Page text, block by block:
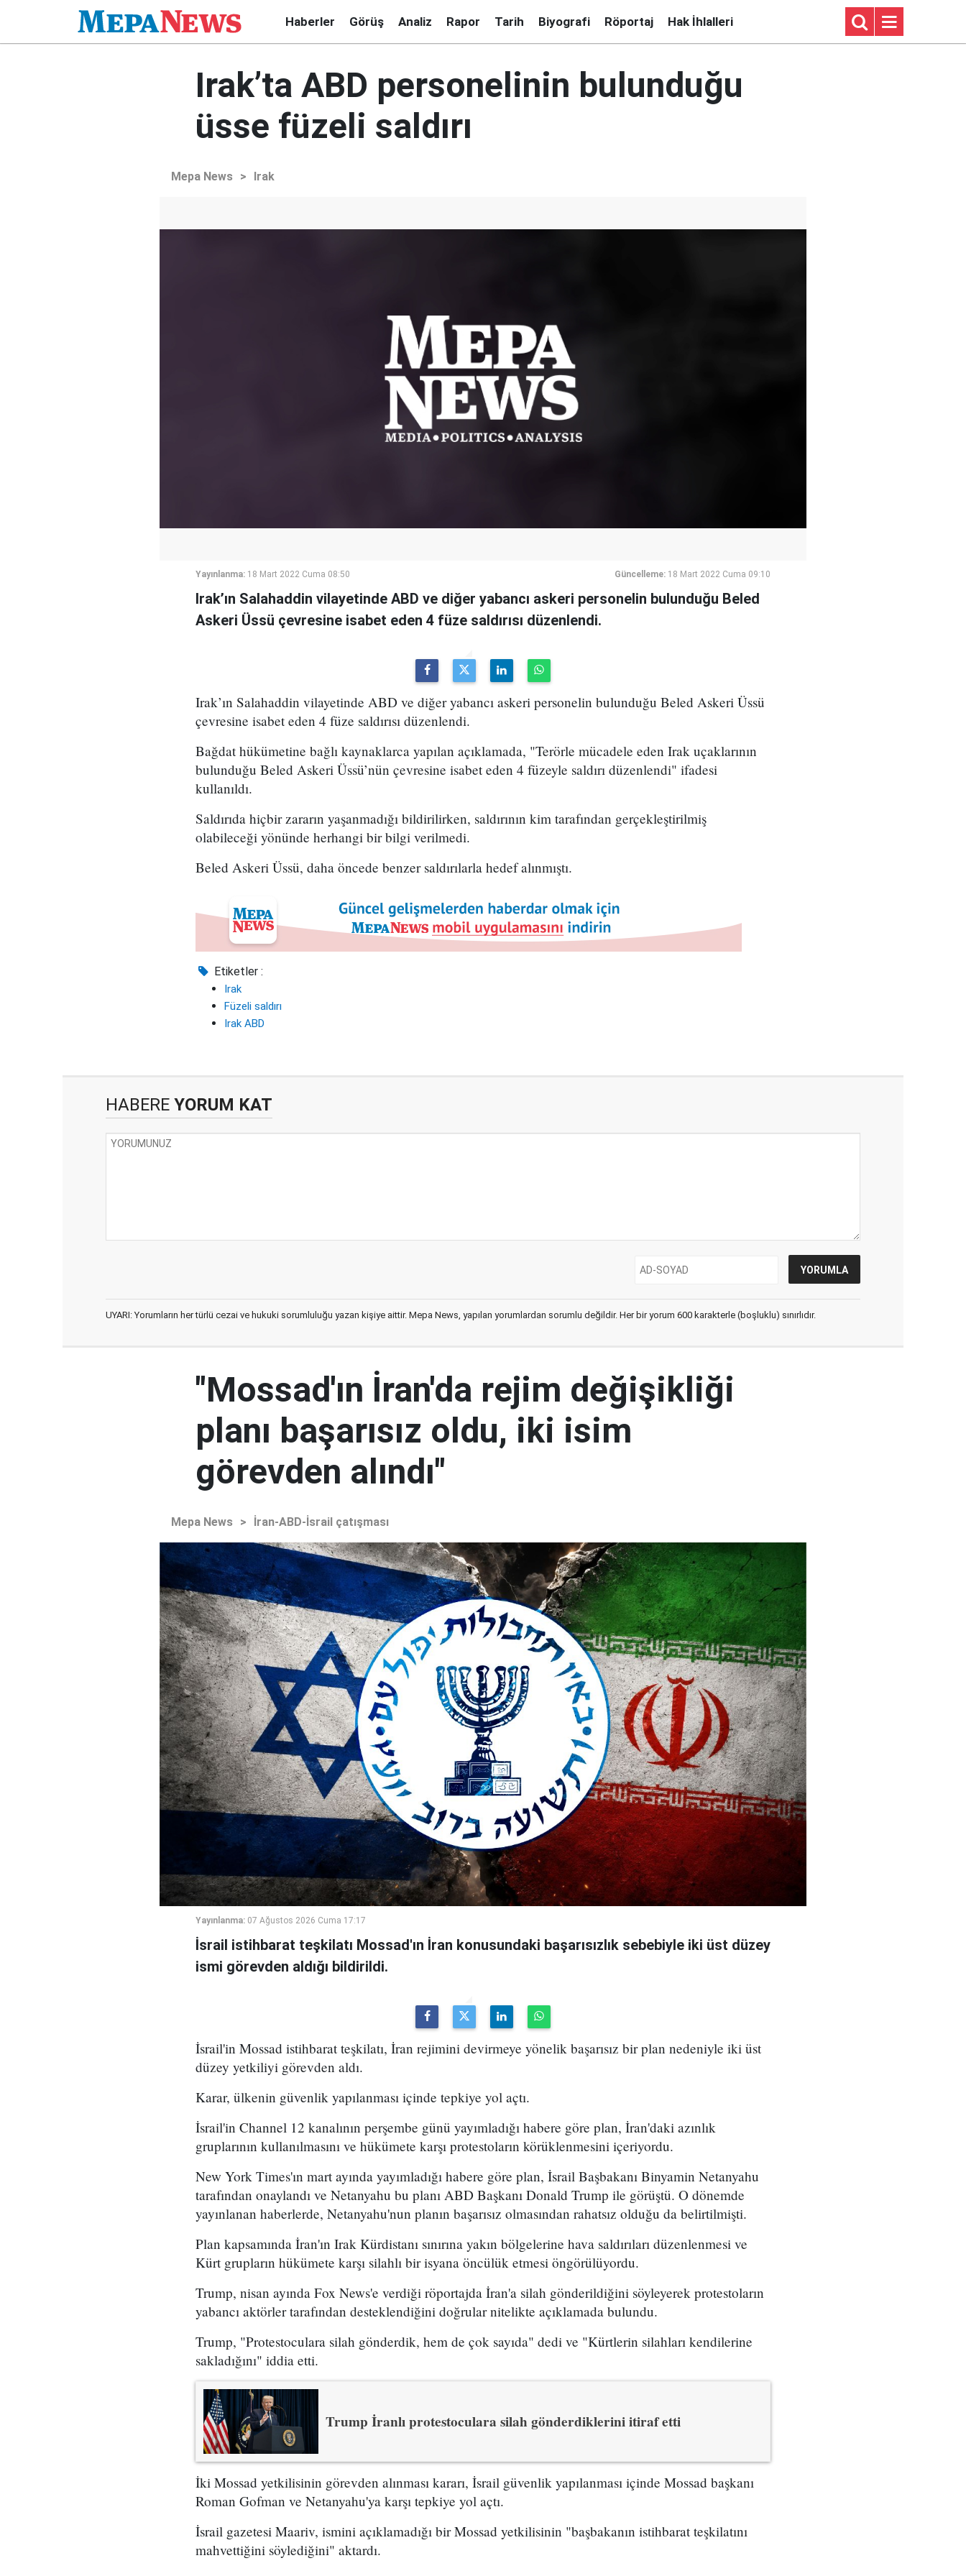
Haberler Görüş Analiz Rapor Tarih Biyografi Röportaj Hak İhlalleri
Irak’ta ABD personelinin bulunduğu
üsse füzeli saldırı
Mepa News > Irak
Yayınlanma: 18 Mart 2022 Cuma 08:50 Güncelleme: 18 Mart 2022 Cuma 09:10
Irak’ın Salahaddin vilayetinde ABD ve diğer yabancı askeri personelin bulunduğu Beled
Askeri Üssü çevresine isabet eden 4 füze saldırısı düzenlendi.
Irak’ın Salahaddin vilayetinde ABD ve diğer yabancı askeri personelin bulunduğu Beled Askeri Üssü
çevresine isabet eden 4 füze saldırısı düzenlendi.
Bağdat hükümetine bağlı kaynaklarca yapılan açıklamada, "Terörle mücadele eden Irak uçaklarının
bulunduğu Beled Askeri Üssü’nün çevresine isabet eden 4 füzeyle saldırı düzenlendi" ifadesi
kullanıldı.
Saldırıda hiçbir zararın yaşanmadığı bildirilirken, saldırının kim tarafından gerçekleştirilmiş
olabileceği yönünde herhangi bir bilgi verilmedi.
Beled Askeri Üssü, daha öncede benzer saldırılarla hedef alınmıştı.
Etiketler :
Irak
Füzeli saldırı
Irak ABD
HABERE YORUM KAT
UYARI: Yorumların her türlü cezai ve hukuki sorumluluğu yazan kişiye aittir. Mepa News, yapılan yorumlardan sorumlu değildir. Her bir yorum 600 karakterle (boşluklu) sınırlıdır.
"Mossad'ın İran'da rejim değişikliği
planı başarısız oldu, iki isim
görevden alındı"
Mepa News > İran-ABD-İsrail çatışması
Yayınlanma: 07 Ağustos 2026 Cuma 17:17
İsrail istihbarat teşkilatı Mossad'ın İran konusundaki başarısızlık sebebiyle iki üst düzey
ismi görevden aldığı bildirildi.
İsrail'in Mossad istihbarat teşkilatı, İran rejimini devirmeye yönelik başarısız bir plan nedeniyle iki üst
düzey yetkiliyi görevden aldı.
Karar, ülkenin güvenlik yapılanması içinde tepkiye yol açtı.
İsrail'in Channel 12 kanalının perşembe günü yayımladığı habere göre plan, İran'daki azınlık
gruplarının kullanılmasını ve hükümete karşı protestoların körüklenmesini içeriyordu.
New York Times'ın mart ayında yayımladığı habere göre plan, İsrail Başbakanı Binyamin Netanyahu
tarafından onaylandı ve Netanyahu bu planı ABD Başkanı Donald Trump ile görüştü. O dönemde
yayınlanan haberlerde, Netanyahu'nun planın başarısız olmasından rahatsız olduğu da belirtilmişti.
Plan kapsamında İran'ın Irak Kürdistanı sınırına yakın bölgelerine hava saldırıları düzenlenmesi ve
Kürt grupların hükümete karşı silahlı bir isyana öncülük etmesi öngörülüyordu.
Trump, nisan ayında Fox News'e verdiği röportajda İran'a silah gönderildiğini söyleyerek protestoların
yabancı aktörler tarafından desteklendiğini doğrular nitelikte açıklamada bulundu.
Trump, "Protestoculara silah gönderdik, hem de çok sayıda" dedi ve "Kürtlerin silahları kendilerine
sakladığını" iddia etti.
Trump İranlı protestoculara silah gönderdiklerini itiraf etti
İki Mossad yetkilisinin görevden alınması kararı, İsrail güvenlik yapılanması içinde Mossad başkanı
Roman Gofman ve Netanyahu'ya karşı tepkiye yol açtı.
İsrail gazetesi Maariv, ismini açıklamadığı bir Mossad yetkilisinin "başbakanın istihbarat teşkilatını
mahvettiğini söylediğini" aktardı.